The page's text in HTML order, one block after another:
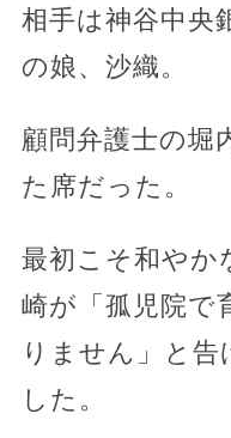
相手は神谷中央
の娘、沙織。
顧問弁護士の堀
た席だった。
最初こそ和やか
崎が「孤児院で
りません」と告
した。